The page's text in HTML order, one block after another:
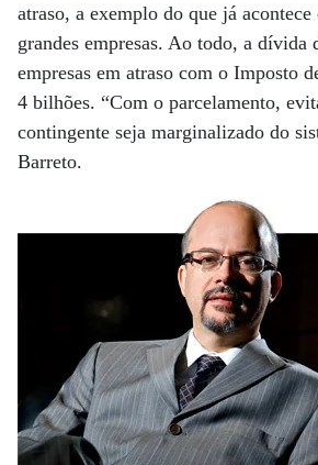
atraso, a exemplo do que já acontece
grandes empresas. Ao todo, a dívida
empresas em atraso com o Imposto
4 bilhões. “Com o parcelamento,
contingente seja marginalizado do
Barreto.